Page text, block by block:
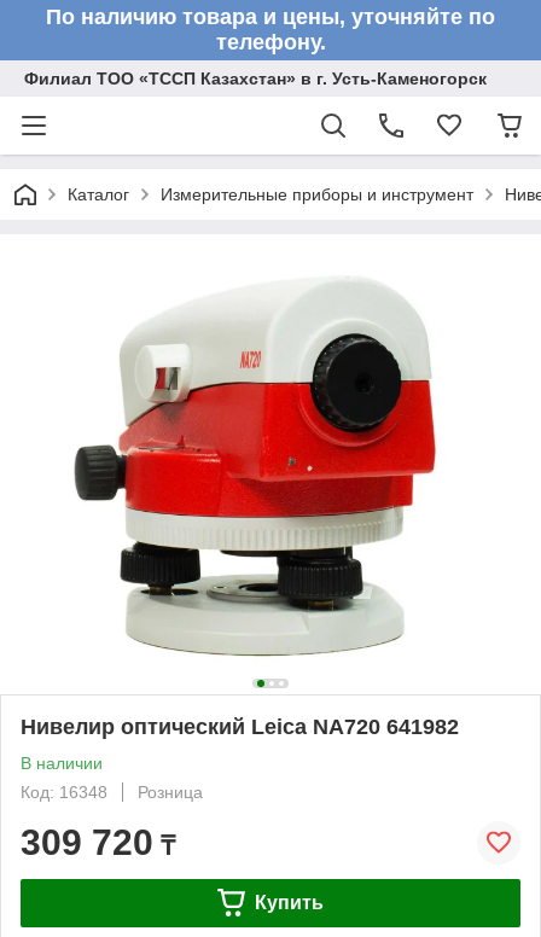
По наличию товара и цены, уточняйте по
телефону.
Филиал ТОО «ТССП Казахстан» в г. Усть-Каменогорск
Каталог Измерительные приборы и инструмент
Нивелир оптический Leica NA720 641982
В наличии
Код: 16348
Розница
309 720 ₸
Купить